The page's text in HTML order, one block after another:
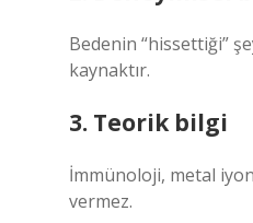
Bedenin “hissettiği”
kaynaktır.
3. Teorik bilgi
İmmünoloji, metal
vermez.